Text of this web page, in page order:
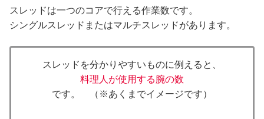
スレッドは一つのコアで行える作業数です。
シングルスレッドまたはマルチスレッドがあります。
スレッドを分かりやすいものに例えると、
料理人が使用する腕の数
です。 （※あくまでイメージです）